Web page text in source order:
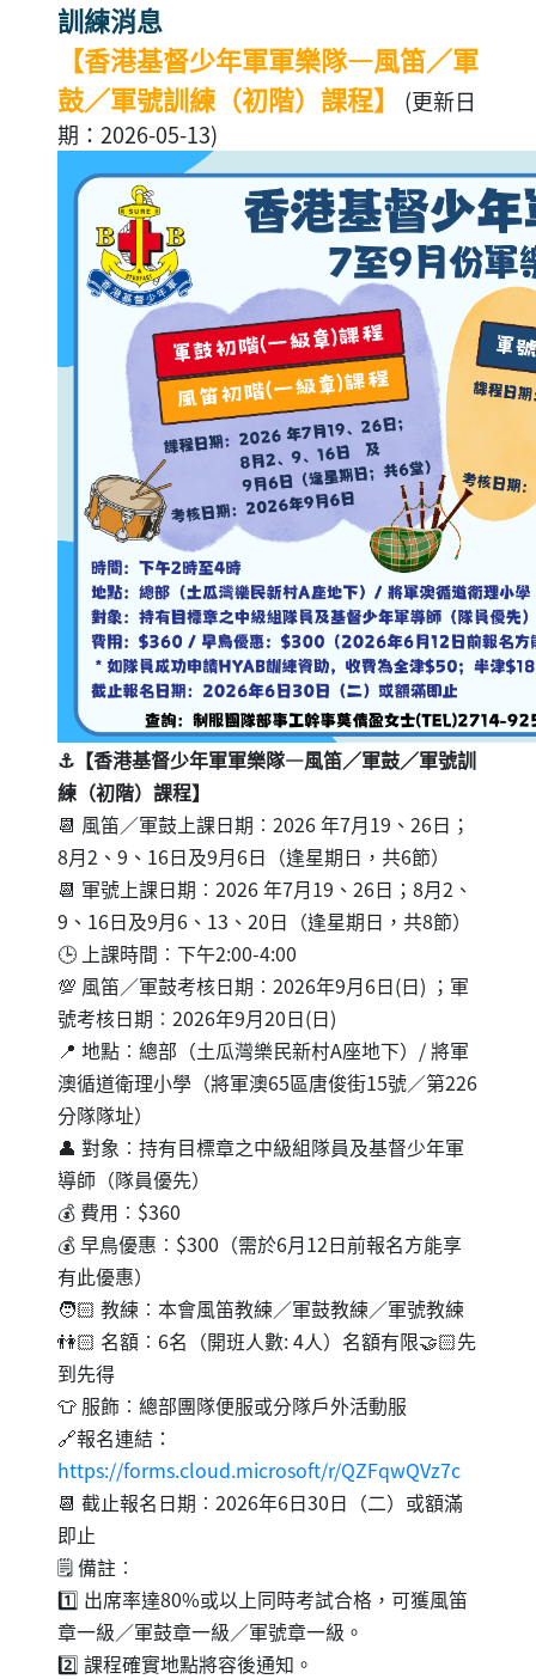
訓練消息
【香港基督少年軍軍樂隊—風笛／軍
鼓／軍號訓練（初階）課程】
(更新日
期：2026-05-13)
⚓【香港基督少年軍軍樂隊—風笛／軍鼓／軍號訓
練（初階）課程】
📆 風笛／軍鼓上課日期︰2026 年7月19、26日；
8月2、9、16日及9月6日（逢星期日，共6節）
📆 軍號上課日期︰2026 年7月19、26日；8月2、
9、16日及9月6、13、20日（逢星期日，共8節）
🕒 上課時間︰下午2:00-4:00
💯 風笛／軍鼓考核日期︰2026年9月6日(日) ；軍
號考核日期︰2026年9月20日(日)
📍 地點︰總部（土瓜灣樂民新村A座地下）/ 將軍
澳循道衛理小學（將軍澳65區唐俊街15號／第226
分隊隊址）
👤 對象︰持有目標章之中級組隊員及基督少年軍
導師（隊員優先）
💰 費用︰$360
💰 早鳥優惠︰$300（需於6月12日前報名方能享
有此優惠）
🧑🏻 教練︰本會風笛教練／軍鼓教練／軍號教練
👫🏻 名額︰6名（開班人數: 4人）名額有限🤝🏻先
到先得
👕 服飾︰總部團隊便服或分隊戶外活動服
🔗報名連結：
https://forms.cloud.microsoft/r/QZFqwQVz7c
📆 截止報名日期︰2026年6日30日（二）或額滿
即止
🗒️ 備註︰
1️⃣ 出席率達80%或以上同時考試合格，可獲風笛
章一級／軍鼓章一級／軍號章一級。
2️⃣ 課程確實地點將容後通知。